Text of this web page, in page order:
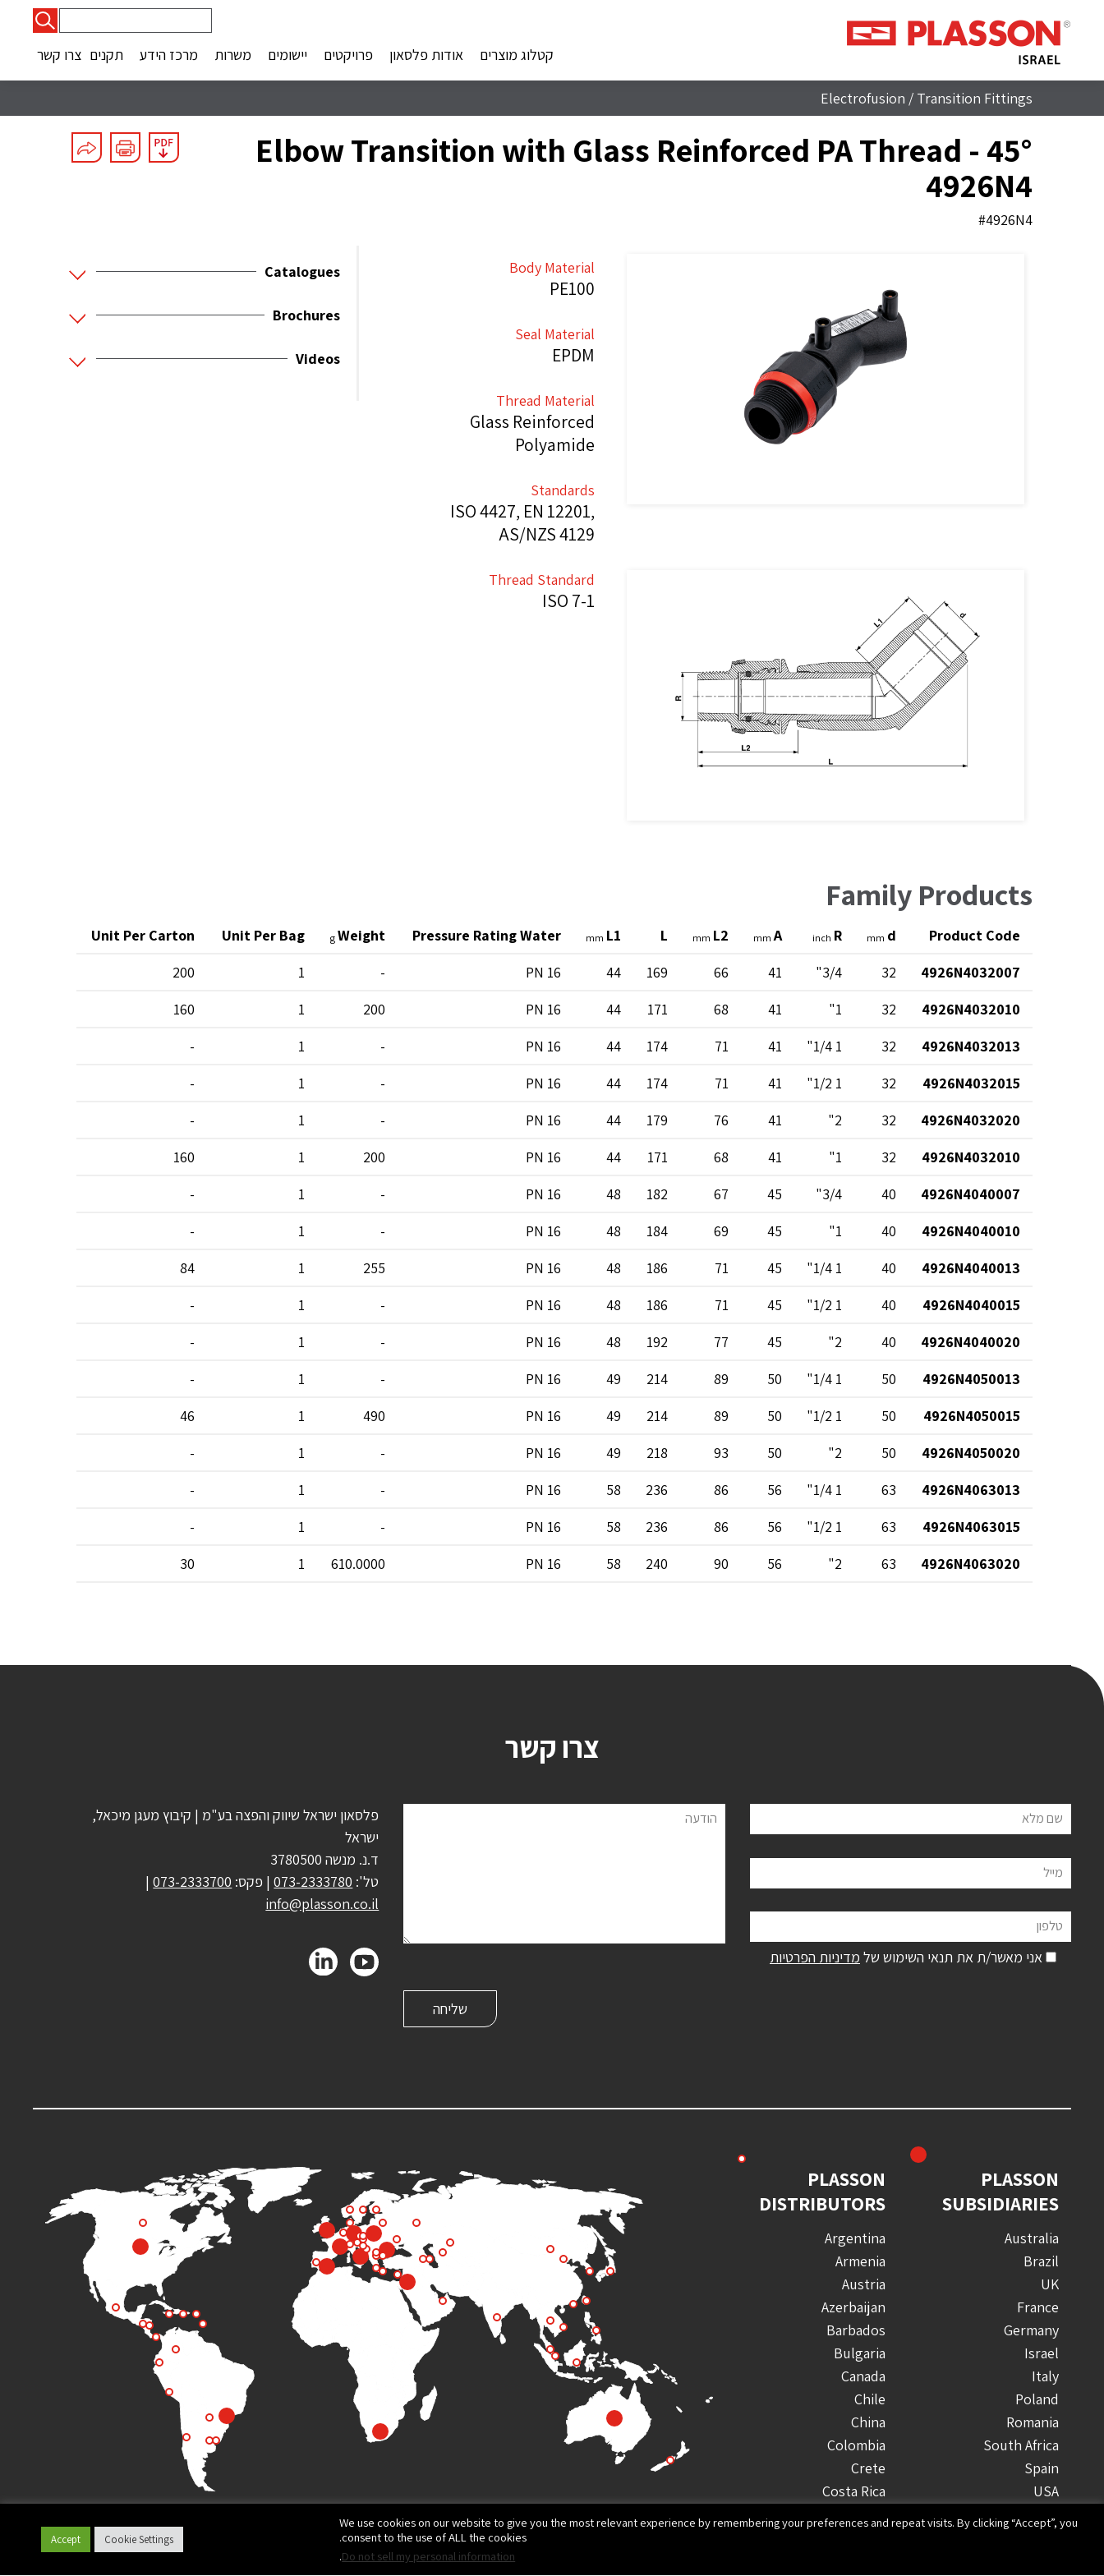
קטלוג מוצרים
אודות פלסאון פרויקטים יישומים משרות מרכז הידע תקנים צרו קשר
Electrofusion / Transition Fittings
45° Elbow Transition with Glass Reinforced PA Thread -
4926N4
#4926N4
Body Material
PE100
Seal Material
EPDM
Thread Material
Glass Reinforced
Polyamide
Standards
ISO 4427, EN 12201,
AS/NZS 4129
Thread Standard
ISO 7-1
Catalogues
Brochures
Videos
Family Products
Product Code
d
mm
R
inch
A
mm
L2
mm
L
L1
mm
Pressure Rating Water
Weight
g
Unit Per Bag
Unit Per Carton
4926N4032007
32
3/4"
41
66
169
44
PN 16
-
1
200
4926N4032010
32
1"
41
68
171
44
PN 16
200
1
160
4926N4032013
32
1 1/4"
41
71
174
44
PN 16
-
1
-
4926N4032015
32
1 1/2"
41
71
174
44
PN 16
-
1
-
4926N4032020
32
2"
41
76
179
44
PN 16
-
1
-
4926N4032010
32
1"
41
68
171
44
PN 16
200
1
160
4926N4040007
40
3/4"
45
67
182
48
PN 16
-
1
-
4926N4040010
40
1"
45
69
184
48
PN 16
-
1
-
4926N4040013
40
1 1/4"
45
71
186
48
PN 16
255
1
84
4926N4040015
40
1 1/2"
45
71
186
48
PN 16
-
1
-
4926N4040020
40
2"
45
77
192
48
PN 16
-
1
-
4926N4050013
50
1 1/4"
50
89
214
49
PN 16
-
1
-
4926N4050015
50
1 1/2"
50
89
214
49
PN 16
490
1
46
4926N4050020
50
2"
50
93
218
49
PN 16
-
1
-
4926N4063013
63
1 1/4"
56
86
236
58
PN 16
-
1
-
4926N4063015
63
1 1/2"
56
86
236
58
PN 16
-
1
-
4926N4063020
63
2"
56
90
240
58
PN 16
610.0000
1
30
צרו קשר
שם מלא
מייל
טלפון
הודעה
אני מאשר/ת את תנאי השימוש של מדיניות הפרטיות
פלסאון ישראל שיווק והפצה בע"מ | קיבוץ מעגן מיכאל,
ישראל
ד.נ. מנשה 3780500
טל': 073-2333780| פקס: 073-2333700
|
info@plasson.co.il
PLASSON
SUBSIDIARIES
Australia
Brazil
UK
France
Germany
Israel
Italy
Poland
Romania
South Africa
Spain
USA
PLASSON
DISTRIBUTORS
Argentina
Armenia
Austria
Azerbaijan
Barbados
Bulgaria
Canada
Chile
China
Colombia
Crete
Costa Rica
We use cookies on our website to give you the most relevant experience by remembering your preferences and repeat visits. By clicking “Accept”, you
consent to the use of ALL the cookies.
Do not sell my personal information
.
Cookie Settings
Accept